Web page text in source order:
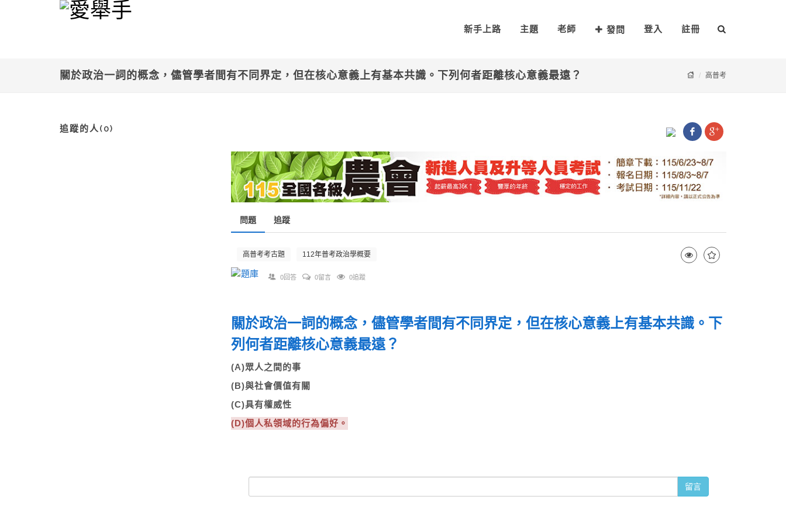
新手上路 主題 老師 發問 登入 註冊
關於政治一詞的概念，儘管學者間有不同界定，但在核心意義上有基本共識。下列何者距離核心意義最遠？ 高普考
追蹤的人(0)
問題 追蹤
高普考考古題 112年普考政治學概要
0回答 0留言 0追蹤
關於政治一詞的概念，儘管學者間有不同界定，但在核心意義上有基本共識。下
列何者距離核心意義最遠？
(A)眾人之間的事
(B)與社會價值有關
(C)具有權威性
(D)個人私領域的行為偏好。
留言